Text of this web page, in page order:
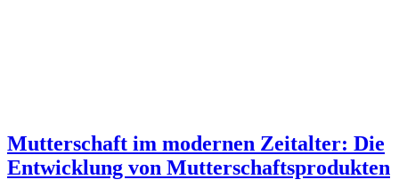
Mutterschaft im modernen Zeitalter: Die
Entwicklung von Mutterschaftsprodukten